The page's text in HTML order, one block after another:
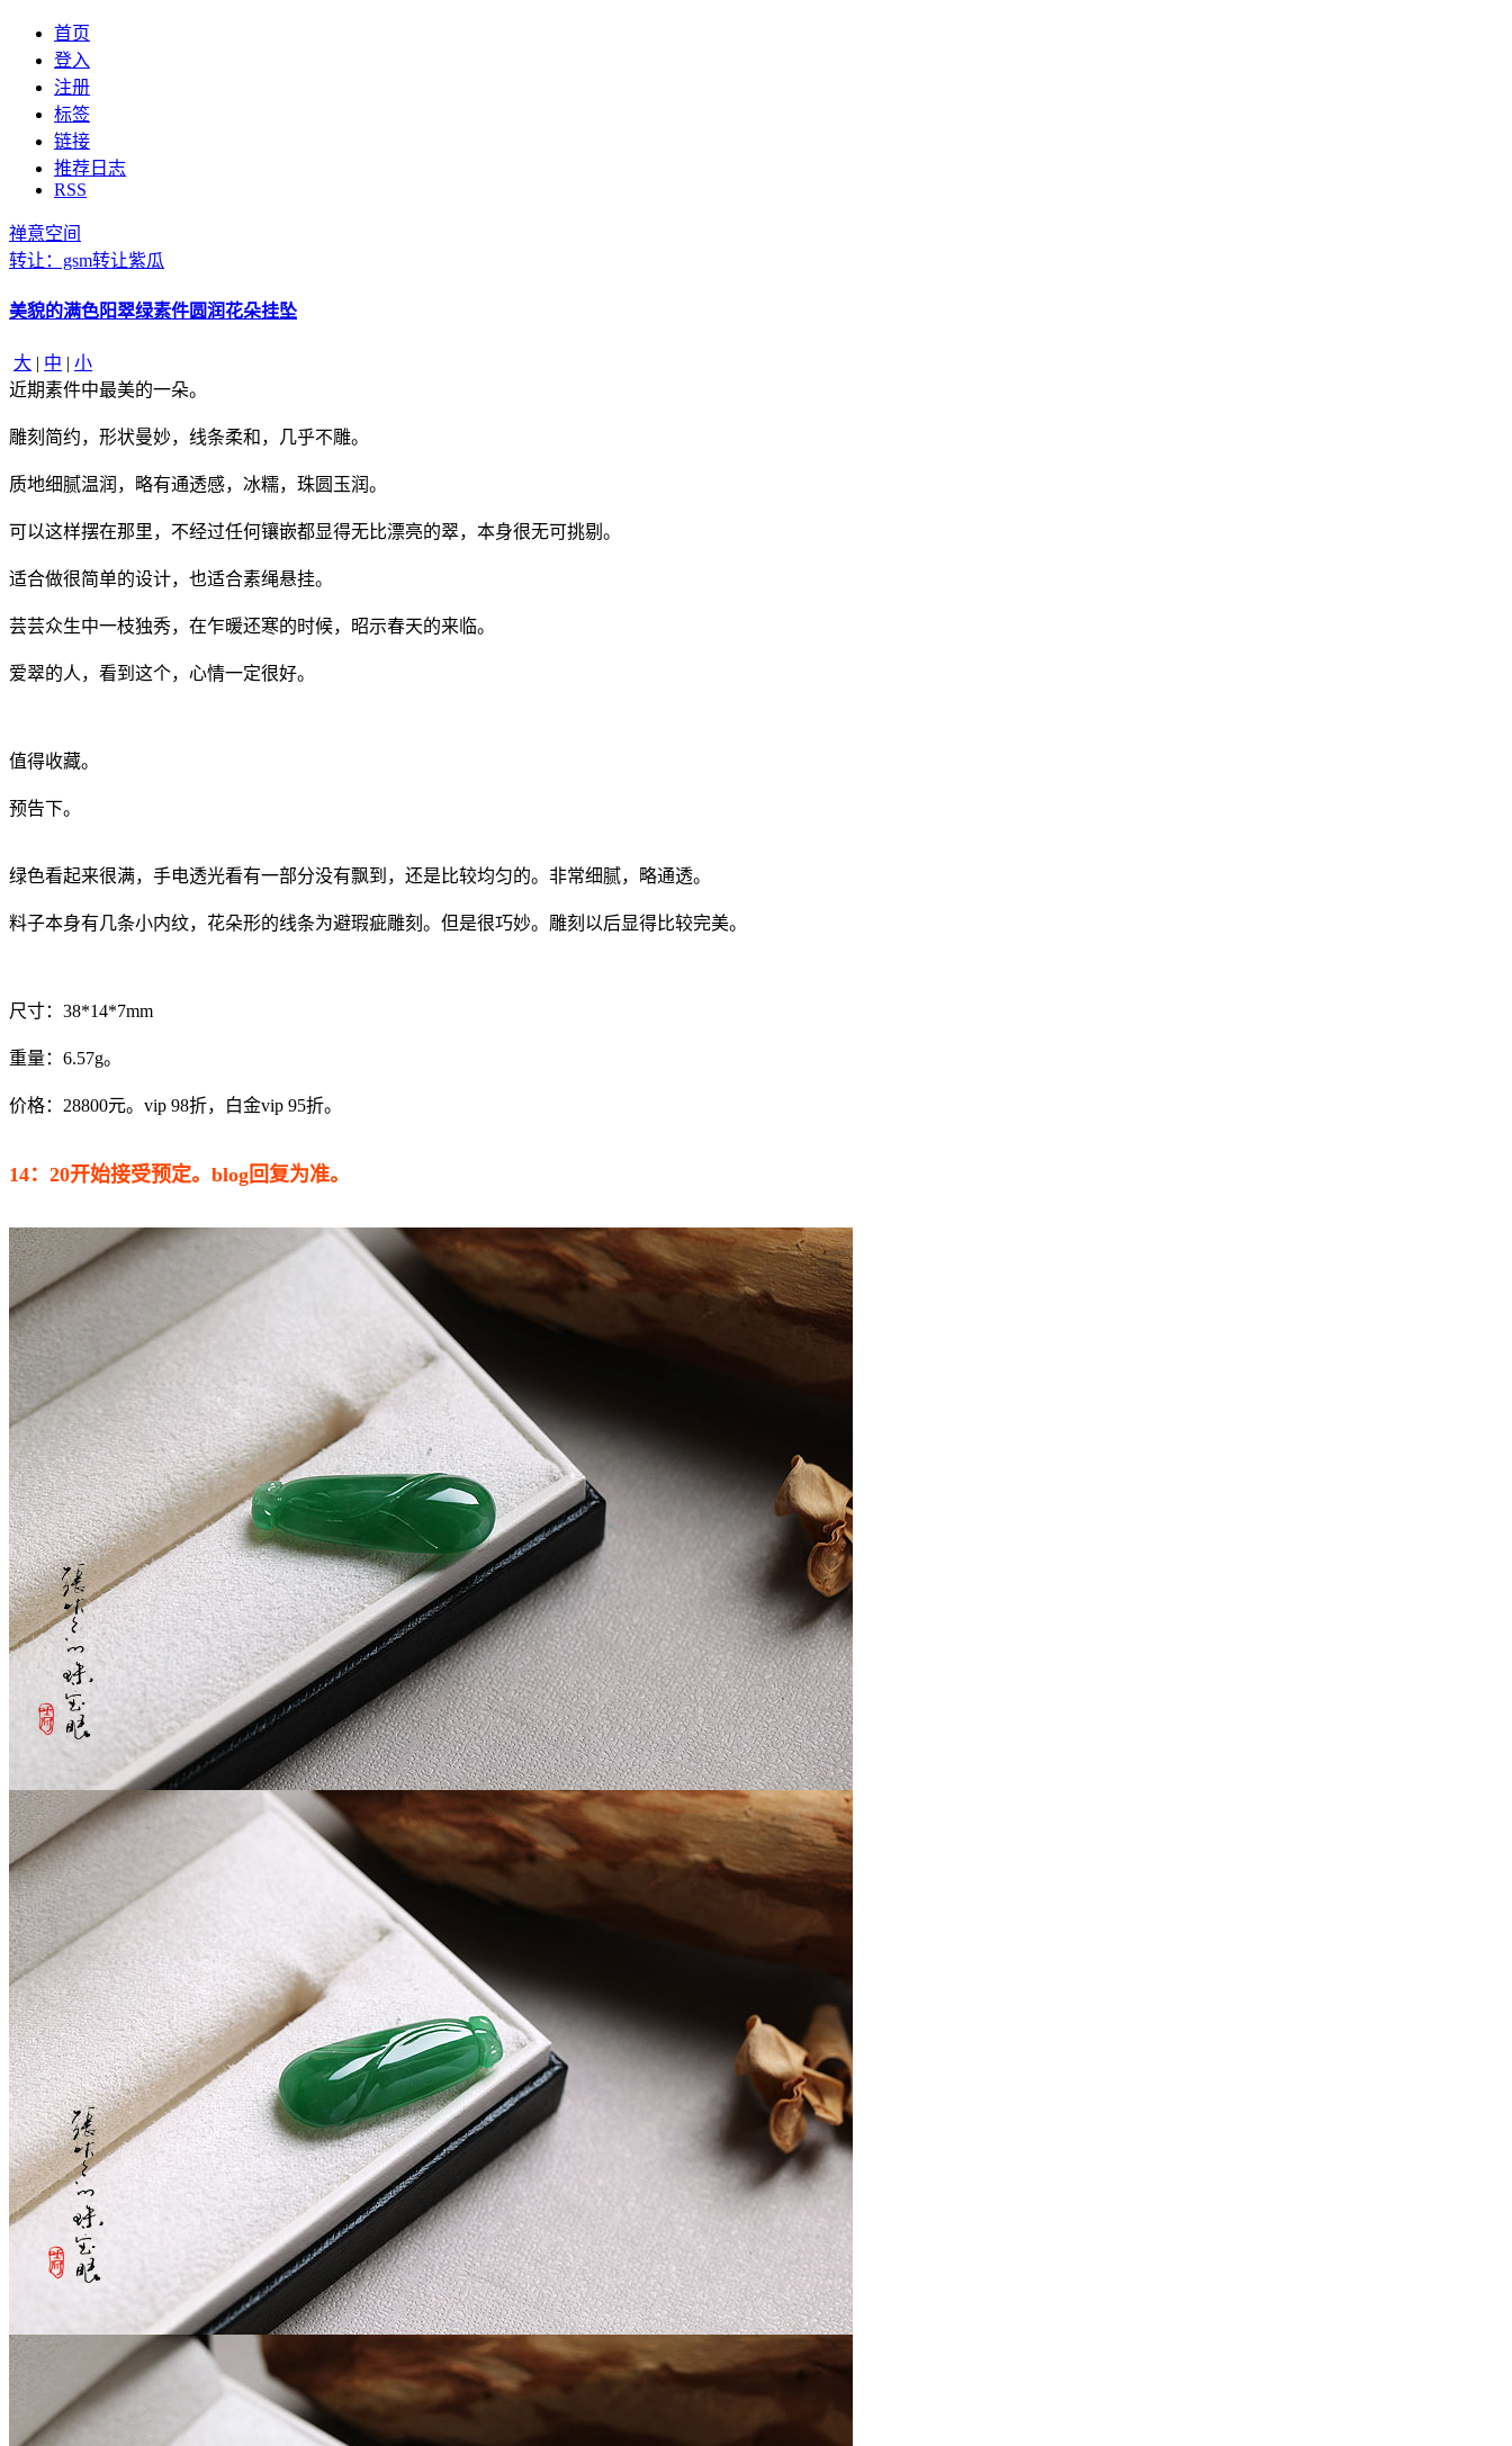
首页
登入
注册
标签
链接
推荐日志
RSS
禅意空间
转让：gsm转让紫瓜
美貌的满色阳翠绿素件圆润花朵挂坠
大 | 中 | 小
近期素件中最美的一朵。
雕刻简约，形状曼妙，线条柔和，几乎不雕。
质地细腻温润，略有通透感，冰糯，珠圆玉润。
可以这样摆在那里，不经过任何镶嵌都显得无比漂亮的翠，本身很无可挑剔。
适合做很简单的设计，也适合素绳悬挂。
芸芸众生中一枝独秀，在乍暖还寒的时候，昭示春天的来临。
爱翠的人，看到这个，心情一定很好。
值得收藏。
预告下。
绿色看起来很满，手电透光看有一部分没有飘到，还是比较均匀的。非常细腻，略通透。
料子本身有几条小内纹，花朵形的线条为避瑕疵雕刻。但是很巧妙。雕刻以后显得比较完美。
尺寸：38*14*7mm
重量：6.57g。
价格：28800元。vip 98折，白金vip 95折。
14：20开始接受预定。blog回复为准。